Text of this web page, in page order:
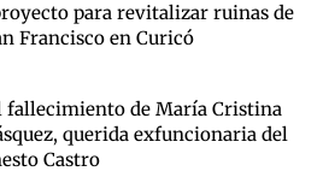
para revitalizar ruinas de
Francisco en Curicó
fallecimiento de María Cristina
querida exfuncionaria del
Castro